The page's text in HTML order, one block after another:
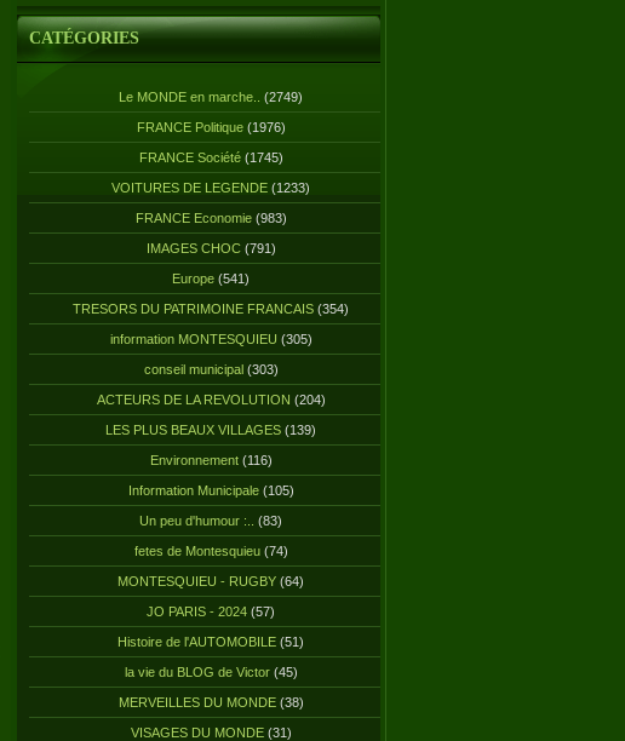
CATÉGORIES
Le MONDE en marche.. (2749)
FRANCE Politique(1976)
FRANCE Société(1745)
VOITURES DE LEGENDE (1233)
FRANCE Economie(983)
IMAGES CHOC(791)
Europe (541)
TRESORS DU PATRIMOINE FRANCAIS (354)
information MONTESQUIEU (305)
conseil municipal(303)
ACTEURS DE LA REVOLUTION (204)
LES PLUS BEAUX VILLAGES (139)
Environnement(116)
Information Municipale(105)
Un peu d'humour :.. (83)
fetes de Montesquieu(74)
MONTESQUIEU - RUGBY (64)
JO PARIS - 2024 (57)
Histoire de l'AUTOMOBILE (51)
la vie du BLOG de Victor(45)
MERVEILLES DU MONDE(38)
VISAGES DU MONDE(31)